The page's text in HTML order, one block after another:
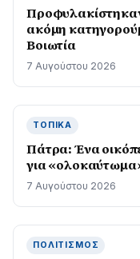
ακόμη
Βοιωτία
7 Αυγούστου 2026
ΤΟΠΙΚΆ
Πάτρα: Ένα
για
7 Αυγούστου 2026
ΠΟΛΙΤΙΣΜΌΣ